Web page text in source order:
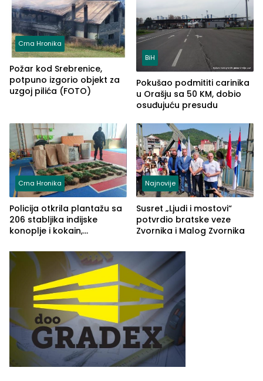
Crna Hronika
Požar kod Srebrenice,
potpuno izgorio objekt za
uzgoj pilića (FOTO)
BiH
Pokušao podmititi carinika
u Orašju sa 50 KM, dobio
osuđujuću presudu
Crna Hronika
Policija otkrila plantažu sa
206 stabljika indijske
konoplje i kokain,
(FOTO)
Najnovije
Susret „Ljudi i mostovi“
potvrdio bratske veze
Zvornika i Malog Zvornika